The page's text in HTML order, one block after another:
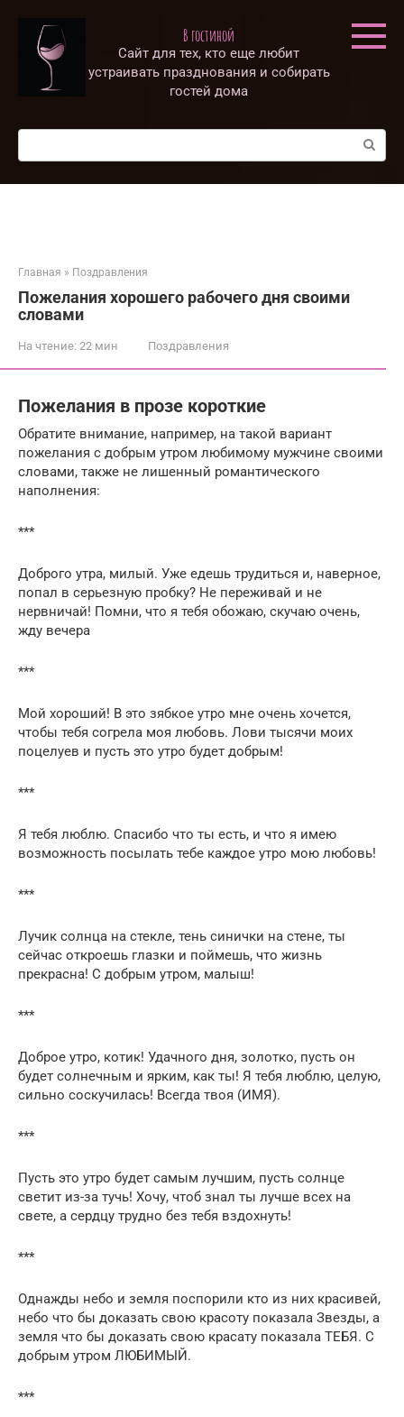
контенту
В гостиной
Сайт для тех, кто еще любит
устраивать празднования и собирать
гостей дома
Поиск:
Главная » Поздравления
Пожелания хорошего рабочего дня своими
словами
На чтение: 22 мин Поздравления
Пожелания в прозе короткие
Обратите внимание, например, на такой вариант
пожелания с добрым утром любимому мужчине своими
словами, также не лишенный романтического
наполнения:
***
Доброго утра, милый. Уже едешь трудиться и, наверное,
попал в серьезную пробку? Не переживай и не
нервничай! Помни, что я тебя обожаю, скучаю очень,
жду вечера
***
Мой хороший! В это зябкое утро мне очень хочется,
чтобы тебя согрела моя любовь. Лови тысячи моих
поцелуев и пусть это утро будет добрым!
***
Я тебя люблю. Спасибо что ты есть, и что я имею
возможность посылать тебе каждое утро мою любовь!
***
Лучик солнца на стекле, тень синички на стене, ты
сейчас откроешь глазки и поймешь, что жизнь
прекрасна! С добрым утром, малыш!
***
Доброе утро, котик! Удачного дня, золотко, пусть он
будет солнечным и ярким, как ты! Я тебя люблю, целую,
сильно соскучилась! Всегда твоя (ИМЯ).
***
Пусть это утро будет самым лучшим, пусть солнце
светит из-за тучь! Хочу, чтоб знал ты лучше всех на
свете, а сердцу трудно без тебя вздохнуть!
***
Однажды небо и земля поспорили кто из них красивей,
небо что бы доказать свою красоту показала Звезды, а
земля что бы доказать свою красату показала ТЕБЯ. С
добрым утром ЛЮБИМЫЙ.
***